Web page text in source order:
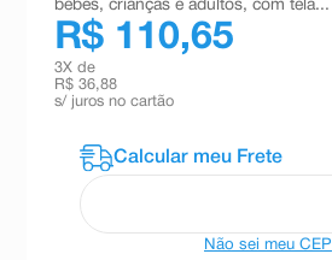
bebês, crianças e adultos, com tela...
R$ 110,65
3X de
R$ 36,88
s/ juros no cartão
Não sei meu CEP